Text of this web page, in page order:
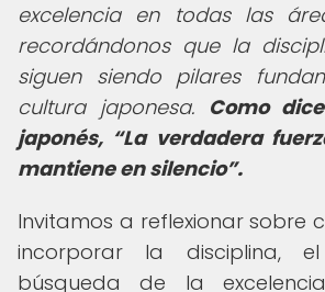
excelencia en todas las
recordándonos que la
siguen siendo pilares
cultura japonesa. Como
japonés,
La verdadera
mantiene en silencio .
Invitamos a reflexionar sobre
incorporar la disciplina,
búsqueda de la